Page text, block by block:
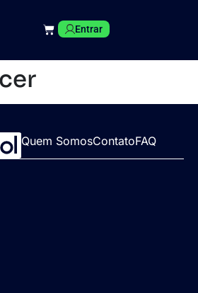
Entrar
Quem SomosContatoFAQ